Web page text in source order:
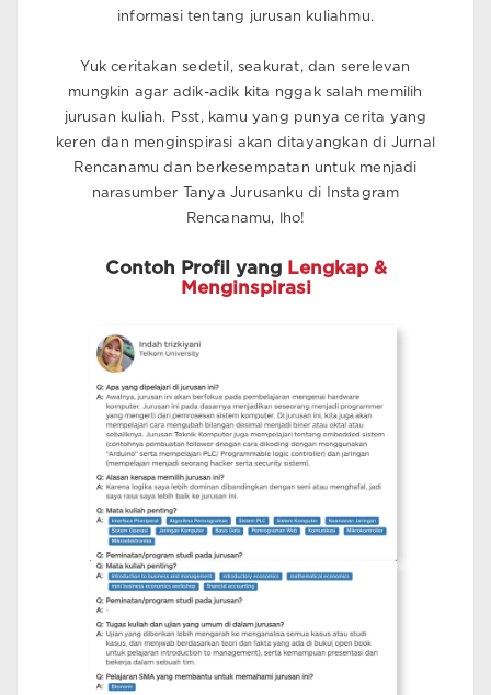
informasi tentang jurusan kuliahmu.
Yuk ceritakan sedetil, seakurat, dan serelevan
mungkin agar adik-adik kita nggak salah memilih
jurusan kuliah. Psst, kamu yang punya cerita yang
keren dan menginspirasi akan ditayangkan di Jurnal
Rencanamu dan berkesempatan untuk menjadi
narasumber Tanya Jurusanku di Instagram
Rencanamu, lho!
Contoh Profil yang Lengkap &
Menginspirasi